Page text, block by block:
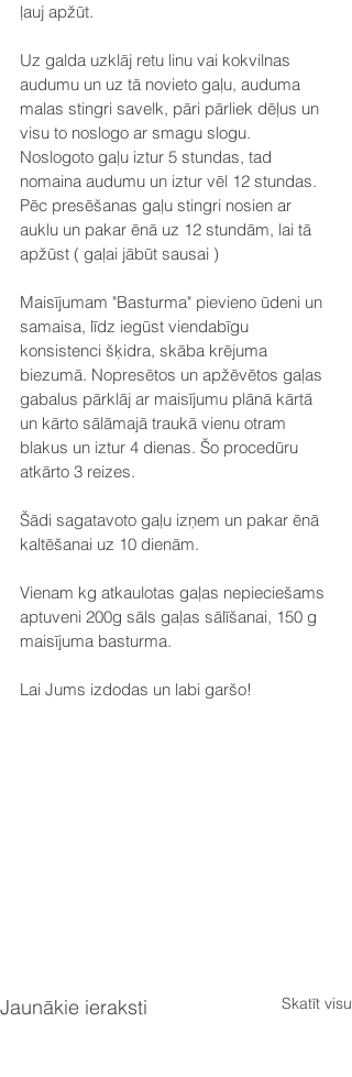
ļauj apžūt.
Uz galda uzklāj retu linu vai kokvilnas
audumu un uz tā novieto gaļu, auduma
malas stingri savelk, pāri pārliek dēļus un
visu to noslogo ar smagu slogu.
Noslogoto gaļu iztur 5 stundas, tad
nomaina audumu un iztur vēl 12 stundas.
Pēc presēšanas gaļu stingri nosien ar
auklu un pakar ēnā uz 12 stundām, lai tā
apžūst ( gaļai jābūt sausai )
Maisījumam "Basturma" pievieno ūdeni un
samaisa, līdz iegūst viendabīgu
konsistenci šķidra, skāba krējuma
biezumā. Nopresētos un apžēvētos gaļas
gabalus pārklāj ar maisījumu plānā kārtā
un kārto sālāmajā traukā vienu otram
blakus un iztur 4 dienas. Šo procedūru
atkārto 3 reizes.
Šādi sagatavoto gaļu izņem un pakar ēnā
kaltēšanai uz 10 dienām.
Vienam kg atkaulotas gaļas nepieciešams
aptuveni 200g sāls gaļas sālīšanai, 150 g
maisījuma basturma.
Lai Jums izdodas un labi garšo!
Jaunākie ieraksti Skatīt visu